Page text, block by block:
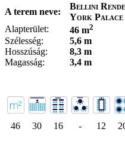
A terem neve:
Bellini
York Palace
Alapterület:
46 m2
Szélesség:
5,6 m
Hosszúság:
8,3 m
Magasság:
3,4 m
46 30 16 - 12